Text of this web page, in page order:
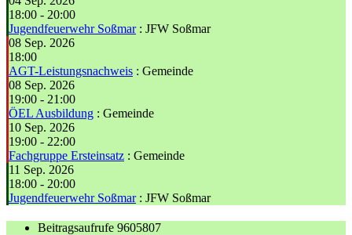
18:00 - 20:00
Jugendfeuerwehr Soßmar: JFW Soßmar
08 Sep. 2026
18:00
AGT-Leistungsnachweis : Gemeinde
08 Sep. 2026
19:00 - 21:00
ÖEL Ausbildung : Gemeinde
10 Sep. 2026
19:00 - 22:00
Fachgruppe Ersteinsatz : Gemeinde
11 Sep. 2026
18:00 - 20:00
Jugendfeuerwehr Soßmar: JFW Soßmar
Beitragsaufrufe 9605807